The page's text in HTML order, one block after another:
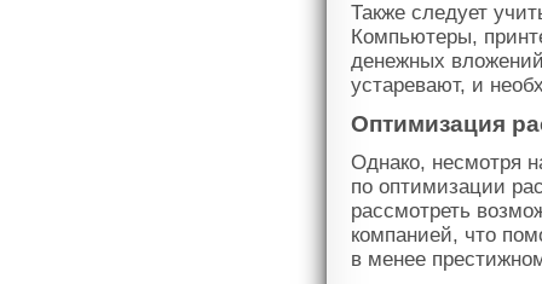
Также следует
Компьютеры,
денежных
устаревают, и
Оптимизация
Однако, несмотря
по оптимизации
рассмотреть
компанией, что
в менее